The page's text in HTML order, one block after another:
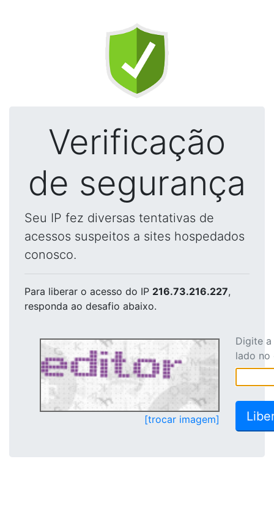
Verificação
de segurança
Seu IP fez diversas tentativas de
acessos suspeitos a sites hospedados
conosco.
Para liberar o acesso do IP 216.73.216.227,
responda ao desafio abaixo.
[trocar imagem]
Digite
lado no